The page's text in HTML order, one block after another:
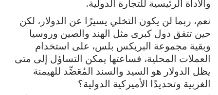
والأداة الرئيسية للتجارة الدولية.
نعم، ربما لن يكون التخلي يسيرًا عن الدولار، لكن
حين تتفق دول كبرى مثل الهند والصين وروسيا
وبقية مجموعة البريكس بلس، على استخدام
العملات المحلية، فساعتها يمكن التساؤل إلى متى
يظل الدولار هو السيد والسند المُعَضِّد للهيمنة
الغربية وتحديدًا الأميركية الدولية؟